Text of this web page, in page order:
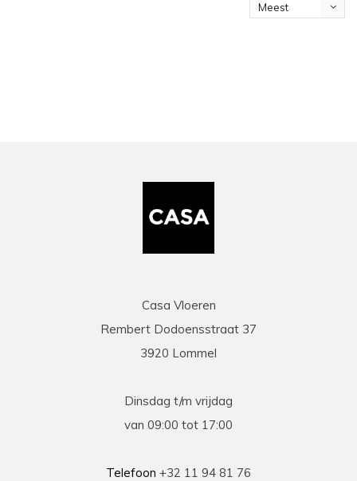
Meest
Casa Vloeren
Rembert Dodoensstraat 37
3920 Lommel
Dinsdag t/m vrijdag
van 09:00 tot 17:00
Telefoon +32 11 94 81 76